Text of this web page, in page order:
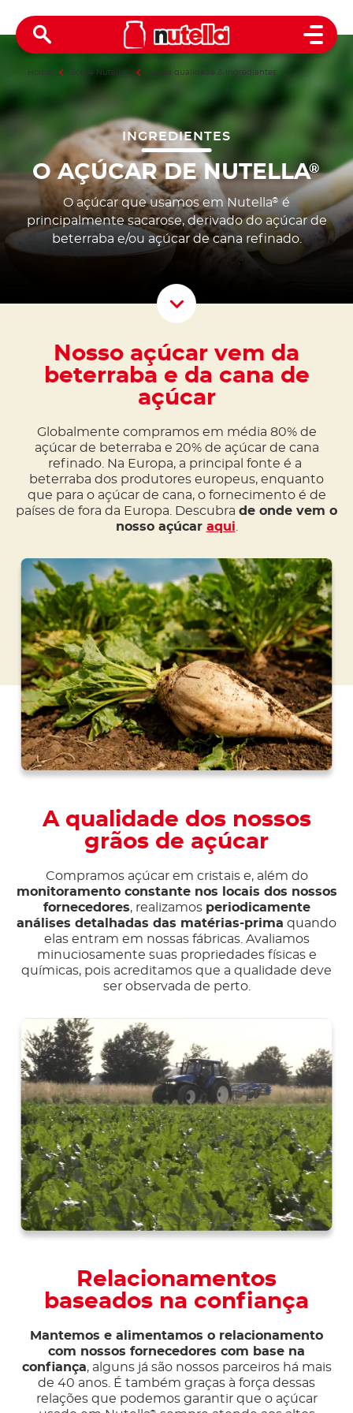
Open
Home Sobre Nutella Nossa qualidade & ingredientes
INGREDIENTES
O AÇÚCAR DE NUTELLA®
O açúcar que usamos em Nutella® é
principalmente sacarose, derivado do açúcar de
beterraba e/ou açúcar de cana refinado.
Scroll
Nosso açúcar vem da
beterraba e da cana de
açúcar
Globalmente compramos em média 80% de
açúcar de beterraba e 20% de açúcar de cana
refinado. Na Europa, a principal fonte é a
beterraba dos produtores europeus, enquanto
que para o açúcar de cana, o fornecimento é de
países de fora da Europa. Descubra de onde vem o
nosso açúcar aqui.
A qualidade dos nossos
grãos de açúcar
Compramos açúcar em cristais e, além do
monitoramento constante nos locais dos nossos
fornecedores, realizamos periodicamente
análises detalhadas das matérias-prima quando
elas entram em nossas fábricas. Avaliamos
minuciosamente suas propriedades físicas e
químicas, pois acreditamos que a qualidade deve
ser observada de perto.
Relacionamentos
baseados na confiança
Mantemos e alimentamos o relacionamento
com nossos fornecedores com base na
confiança, alguns já são nossos parceiros há mais
de 40 anos. É também graças à força dessas
relações que podemos garantir que o açúcar